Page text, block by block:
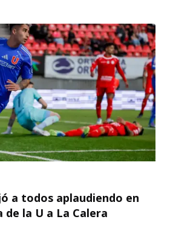
a todos aplaudiendo en
la U a La Calera